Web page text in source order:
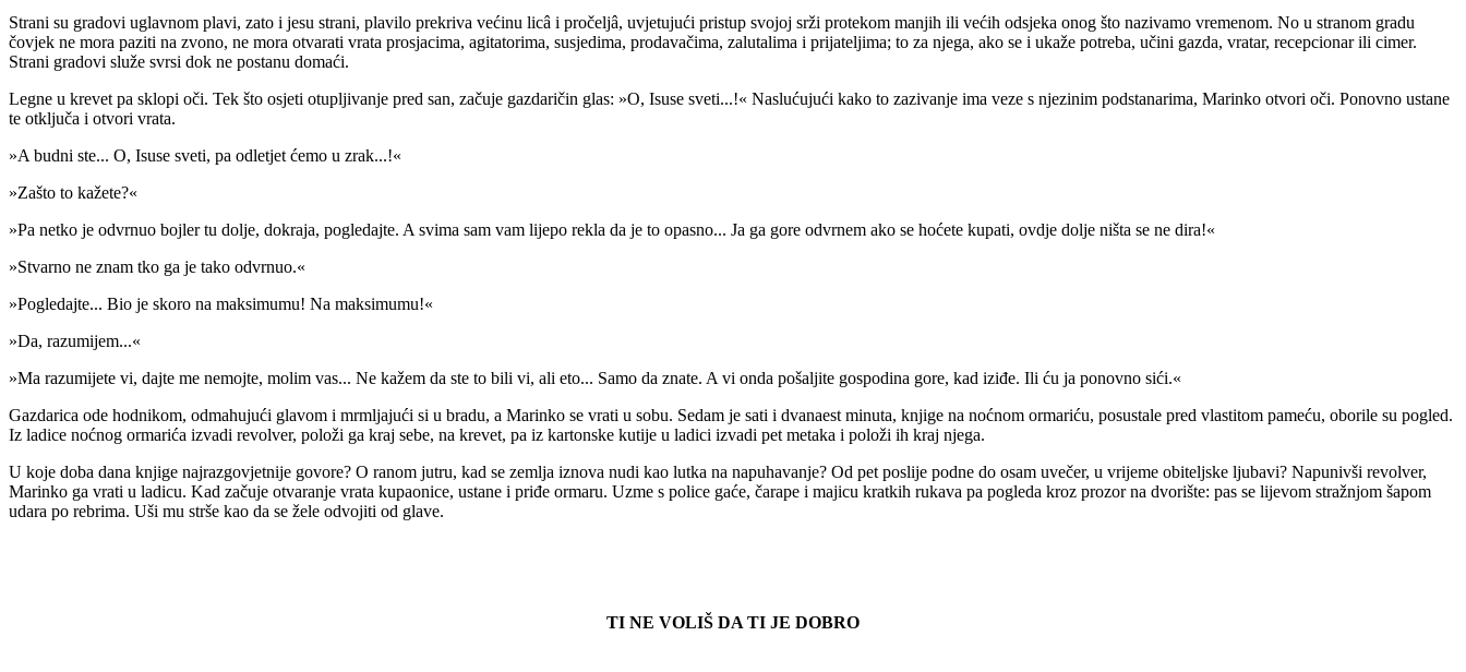
Strani su gradovi uglavnom plavi, zato i jesu strani, plavilo prekriva većinu licâ i pročeljâ, uvjetujući pristup svojoj srži protekom manjih ili većih odsjeka onog što nazivamo vremenom. No u stranom gradu
čovjek ne mora paziti na zvono, ne mora otvarati vrata prosjacima, agitatorima, susjedima, prodavačima, zalutalima i prijateljima; to za njega, ako se i ukaže potreba, učini gazda, vratar, recepcionar ili cimer.
Strani gradovi služe svrsi dok ne postanu domaći.
Legne u krevet pa sklopi oči. Tek što osjeti otupljivanje pred san, začuje gazdaričin glas: »O, Isuse sveti...!« Naslućujući kako to zazivanje ima veze s njezinim podstanarima, Marinko otvori oči. Ponovno ustane
te otključa i otvori vrata.
»A budni ste... O, Isuse sveti, pa odletjet ćemo u zrak...!«
»Zašto to kažete?«
»Pa netko je odvrnuo bojler tu dolje, dokraja, pogledajte. A svima sam vam lijepo rekla da je to opasno... Ja ga gore odvrnem ako se hoćete kupati, ovdje dolje ništa se ne dira!«
»Stvarno ne znam tko ga je tako odvrnuo.«
»Pogledajte... Bio je skoro na maksimumu! Na maksimumu!«
»Da, razumijem...«
»Ma razumijete vi, dajte me nemojte, molim vas... Ne kažem da ste to bili vi, ali eto... Samo da znate. A vi onda pošaljite gospodina gore, kad iziđe. Ili ću ja ponovno sići.«
Gazdarica ode hodnikom, odmahujući glavom i mrmljajući si u bradu, a Marinko se vrati u sobu. Sedam je sati i dvanaest minuta, knjige na noćnom ormariću, posustale pred vlastitom pameću, oborile su pogled.
Iz ladice noćnog ormarića izvadi revolver, položi ga kraj sebe, na krevet, pa iz kartonske kutije u ladici izvadi pet metaka i položi ih kraj njega.
U koje doba dana knjige najrazgovjetnije govore? O ranom jutru, kad se zemlja iznova nudi kao lutka na napuhavanje? Od pet poslije podne do osam uvečer, u vrijeme obiteljske ljubavi? Napunivši revolver,
Marinko ga vrati u ladicu. Kad začuje otvaranje vrata kupaonice, ustane i priđe ormaru. Uzme s police gaće, čarape i majicu kratkih rukava pa pogleda kroz prozor na dvorište: pas se lijevom stražnjom šapom
udara po rebrima. Uši mu strše kao da se žele odvojiti od glave.
TI NE VOLIŠ DA TI JE DOBRO